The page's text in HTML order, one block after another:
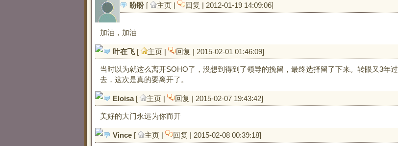
盼盼[ 主页 | 回复 | 2012-01-19 14:09:06]
加油，加油
叶在飞 [ 主页 | 回复 | 2015-02-01 01:46:09]
当时以为就这么离开SOHO了，没想到得到了领导的挽留，最终选择留了下来。转眼又3年过
去，这次是真的要离开了。
Eloisa[ 主页 | 回复 | 2015-02-07 19:43:42]
美好的大门永远为你而开
Vince [ 主页 | 回复 | 2015-02-08 00:39:18]